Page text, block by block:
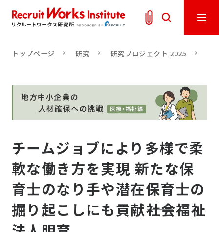
トップページ 研究 研究プロジェクト 2025
チームジョブにより多様で柔
軟な働き方を実現 新たな保
育士のなり手や潜在保育士の
掘り起こしにも貢献――社会福祉